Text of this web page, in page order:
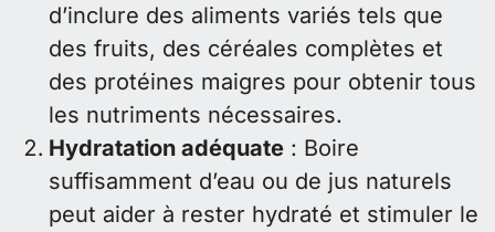
d’inclure des aliments variés tels que
des fruits, des céréales complètes et
des protéines maigres pour obtenir tous
les nutriments nécessaires.
Hydratation adéquate : Boire
suffisamment d’eau ou de jus naturels
peut aider à rester hydraté et stimuler le